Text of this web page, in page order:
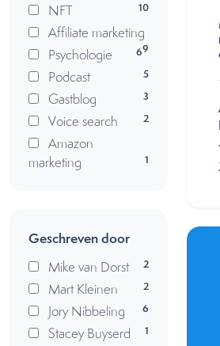
NFT 10
Affiliate marketing
9
Psychologie 6
Podcast 5
Gastblog 3
Voice search 2
Amazon
marketing
1
Geschreven door
Mike van Dorst 2
Mart Kleinen 2
Jory Nibbeling 6
Stacey Buyserd 1